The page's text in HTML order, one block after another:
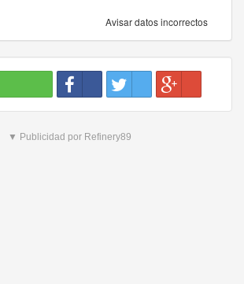
Avisar datos incorrectos
▼ Publicidad por Refinery89